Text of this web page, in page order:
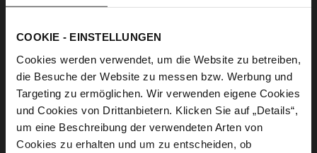
COOKIE - EINSTELLUNGEN
Cookies werden verwendet, um die Website zu betreiben,
die Besuche der Website zu messen bzw. Werbung und
Targeting zu ermöglichen. Wir verwenden eigene Cookies
und Cookies von Drittanbietern. Klicken Sie auf „Details“,
um eine Beschreibung der verwendeten Arten von
Cookies zu erhalten und um zu entscheiden, ob
Forgot Your Password?
New Customers